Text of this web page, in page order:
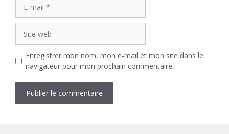
mail
web
Enregistrer mon nom, mon e-mail et mon site dans le
navigateur pour mon prochain commentaire.